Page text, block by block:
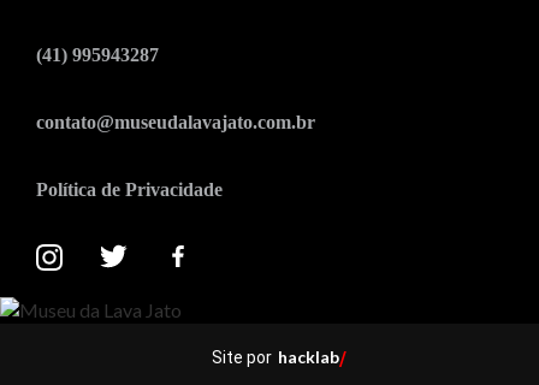
(41) 995943287
contato@museudalavajato.com.br
Política de Privacidade
Site por hacklab/